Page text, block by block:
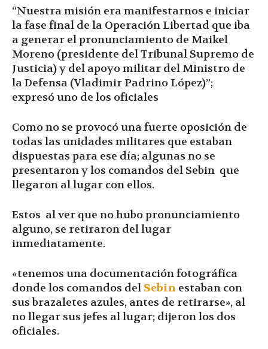
“Nuestra misión era manifestarnos e iniciar
la fase final de la Operación Libertad que iba
a generar el pronunciamiento de Maikel
Moreno (presidente del Tribunal Supremo de
Justicia) y del apoyo militar del Ministro de
la Defensa (Vladimir Padrino López)”;
expresó uno de los oficiales
Como no se provocó una fuerte oposición de
todas las unidades militares que estaban
dispuestas para ese día; algunas no se
presentaron y los comandos del Sebin que
llegaron al lugar con ellos.
Estos al ver que no hubo pronunciamiento
alguno, se retiraron del lugar
inmediatamente.
«tenemos una documentación fotográfica
donde los comandos del Sebin estaban con
sus brazaletes azules, antes de retirarse», al
no llegar sus jefes al lugar; dijeron los dos
oficiales.